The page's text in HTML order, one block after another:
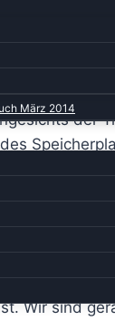
März 2014
der
und
Spruch
haben einen
Wir sind